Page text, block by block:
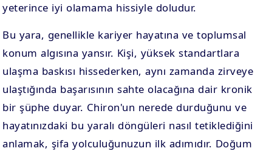
yeterince iyi olamama hissiyle doludur.
Bu yara, genellikle kariyer hayatına ve toplumsal
konum algısına yansır. Kişi, yüksek standartlara
ulaşma baskısı hissederken, aynı zamanda zirveye
ulaştığında başarısının sahte olacağına dair kronik
bir şüphe duyar. Chiron'un nerede durduğunu ve
hayatınızdaki bu yaralı döngüleri nasıl tetiklediğini
anlamak, şifa yolculuğunuzun ilk adımıdır. Doğum